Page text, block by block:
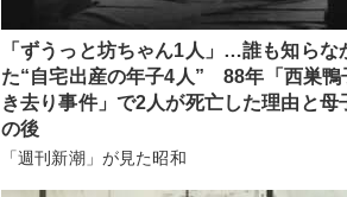
「ずうっと坊ちゃん1人」…誰も知らな
た“自宅出産の年子4人” 88年「西巣鴨
き去り事件」で2人が死亡した理由と母
の後
「週刊新潮」が見た昭和